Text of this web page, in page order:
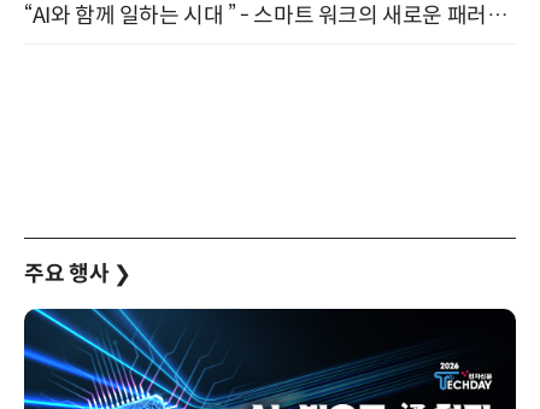
“AI와 함께 일하는 시대 ” - 스마트 워크의 새로운 패러다임 (9/11)
주요 행사 ❯